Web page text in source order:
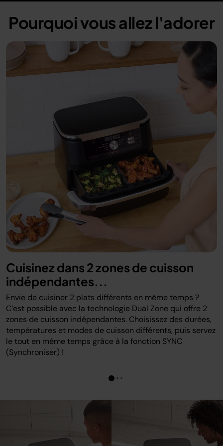
Pourquoi vous allez l'adorer
Cuisinez dans 2 zones de cuisson
indépendantes...
Envie de cuisiner 2 plats différents en même temps ?
C’est possible avec la technologie Dual Zone qui offre 2
zones de cuisson indépendantes. Choisissez des durées,
températures et modes de cuisson différents, puis servez
le tout en même temps grâce à la fonction SYNC
(Synchroniser) !